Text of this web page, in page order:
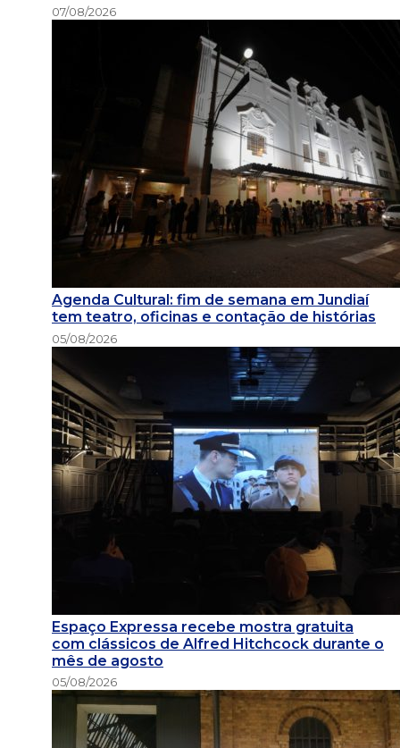
07/08/2026
Agenda Cultural: fim de semana em Jundiaí
tem teatro, oficinas e contação de histórias
05/08/2026
Espaço Expressa recebe mostra gratuita
com clássicos de Alfred Hitchcock durante o
mês de agosto
05/08/2026